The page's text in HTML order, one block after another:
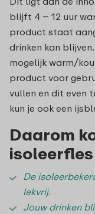
blijft 4 – 12 uur
product staat
drinken kan
mogelijk warm/
product voor
vullen en dit even
kun je ook een
Daarom
De
lekvrij.
Jouw drinken